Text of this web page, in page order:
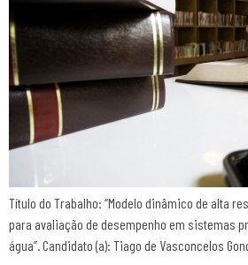
Título do Trabalho: “Modelo dinâmico de alta
para avaliação de desempenho em sistemas
água”. Candidato (a): Tiago de Vasconcelos